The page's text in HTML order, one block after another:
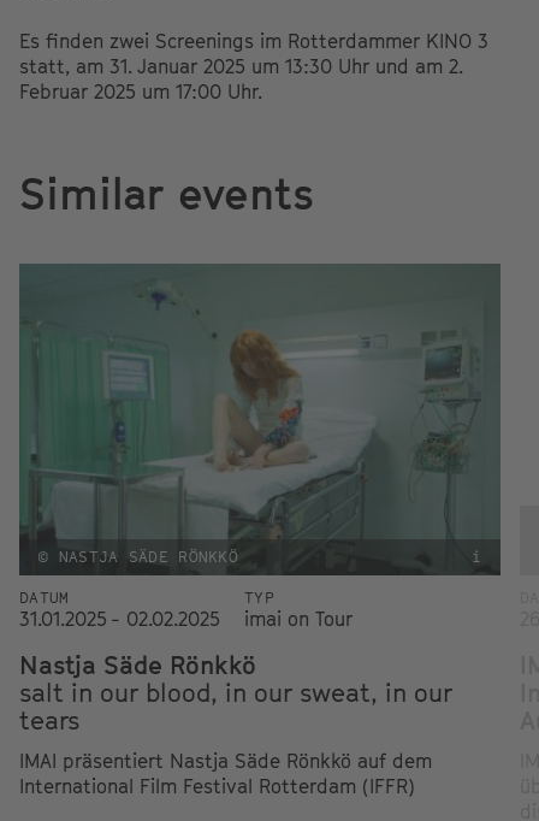
Es finden zwei Screenings im Rotterdammer KINO 3
statt, am 31. Januar 2025 um 13:30 Uhr und am 2.
Februar 2025 um 17:00 Uhr.
Similar events
© NASTJA SÄDE RÖNKKÖ i
DATUM
31.01.2025 - 02.02.2025
TYP
imai on Tour
Nastja Säde Rönkkö
salt in our blood, in our sweat, in our
tears
IMAI präsentiert Nastja Säde Rönkkö auf dem
International Film Festival Rotterdam (IFFR)